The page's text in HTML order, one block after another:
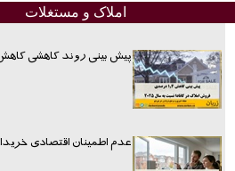
املاک و مستغلات
پیش بینی روند کاهشی
عدم اطمینان اقتصادی